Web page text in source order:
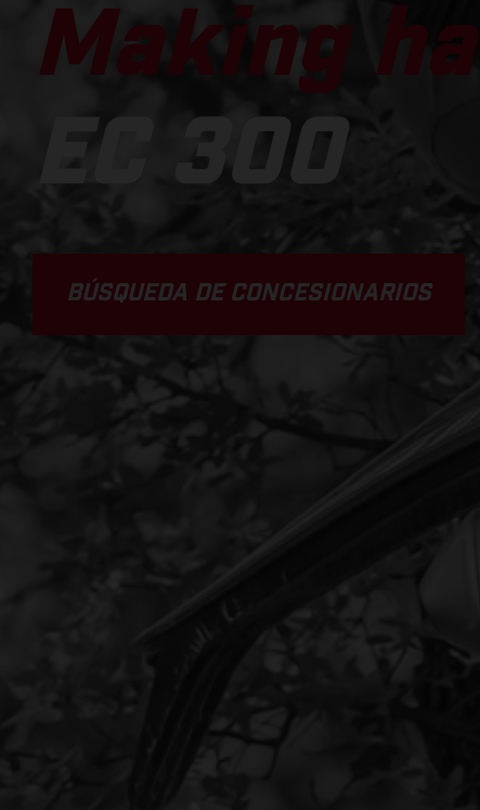
Making
EC 300
BÚSQUEDA DE CONCESIONARIOS